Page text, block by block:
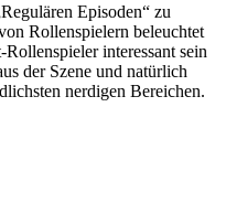
Episoden“ zu
Rollenspielern beleuchtet
interessant sein
der Szene und natürlich
nerdigen Bereichen.